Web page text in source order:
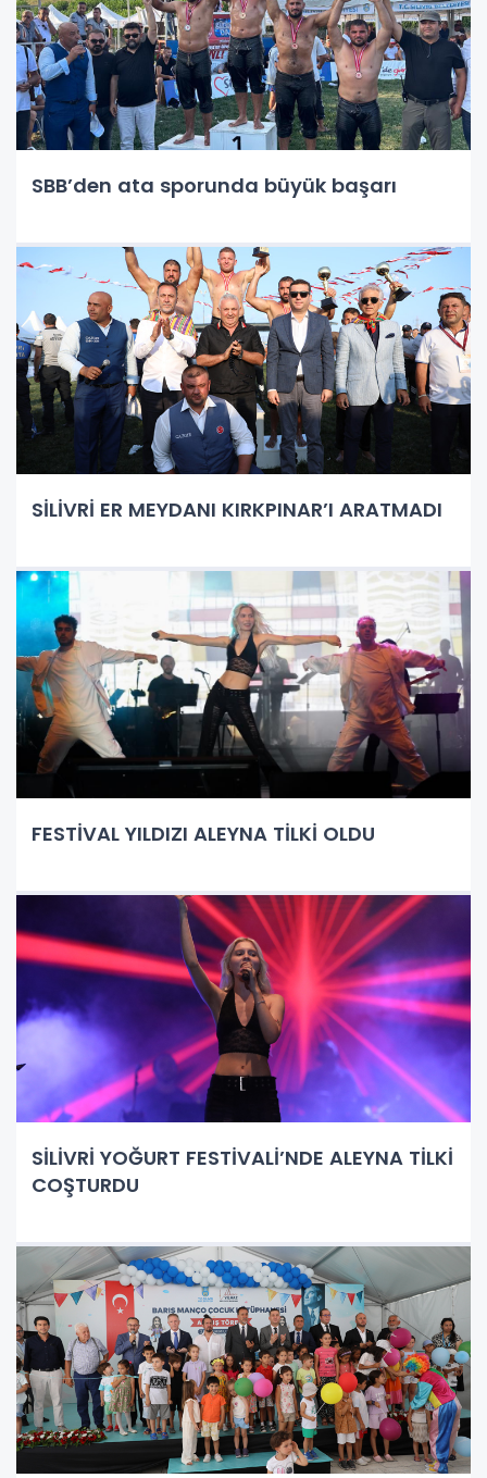
SBB’den ata sporunda büyük başarı
SİLİVRİ ER MEYDANI KIRKPINAR’I ARATMADI
FESTİVAL YILDIZI ALEYNA TİLKİ OLDU
SİLİVRİ YOĞURT FESTİVALİ’NDE ALEYNA TİLKİ
COŞTURDU